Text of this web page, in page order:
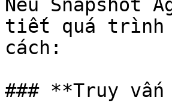
Nếu Snapshot
tiết quá trình
cách:
### **Truy